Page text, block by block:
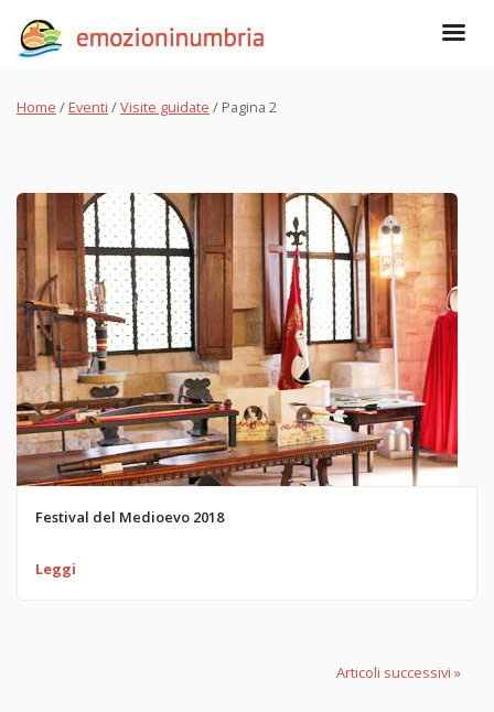
Home / Eventi /Visite guidate / Pagina 2
Festival del Medioevo 2018
Leggi
Articoli successivi »